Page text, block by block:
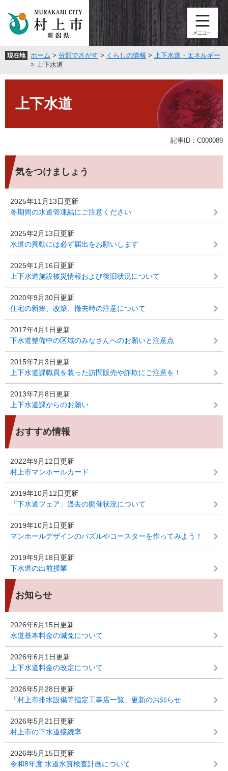
頭
す
飛
し
現在地 ホーム > 分類でさがす > くらしの情報 > 上下水道・エネルギー
> 上下水道
上下水道
記事ID：C000089
気をつけましょう
2025年11月13日更新
冬期間の水道管凍結にご注意ください
2025年2月13日更新
水道の異動には必ず届出をお願いします
2025年1月16日更新
上下水道施設被災情報および復旧状況について
2020年9月30日更新
住宅の新築、改築、撤去時の注意について
2017年4月1日更新
下水道整備中の区域のみなさんへのお願いと注意点
2015年7月3日更新
上下水道課職員を装った訪問販売や詐欺にご注意を！
2013年7月8日更新
上下水道課からのお願い
おすすめ情報
2022年9月12日更新
村上市マンホールカード
2019年10月12日更新
「下水道フェア」過去の開催状況について
2019年10月1日更新
マンホールデザインのパズルやコースターを作ってみよう！
2019年9月18日更新
下水道の出前授業
お知らせ
2026年6月15日更新
水道基本料金の減免について
2026年6月1日更新
上下水道料金の改定について
2026年5月28日更新
「村上市排水設備等指定工事店一覧」更新のお知らせ
2026年5月21日更新
村上市の下水道接続率
2026年5月15日更新
令和8年度 水道水質検査計画について